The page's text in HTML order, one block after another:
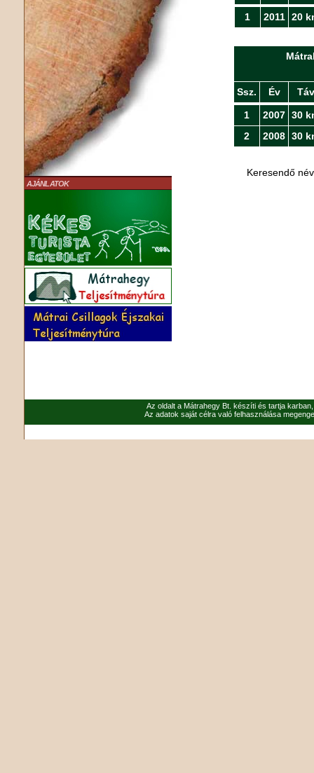
AJÁNLATOK
1 2011 20
Ssz. Év Táv
1 2007 30
2
2008 30
Keresendő
Az oldalt a Mátrahegy Bt. készíti és tartja
Az adatok saját célra való felhasználása